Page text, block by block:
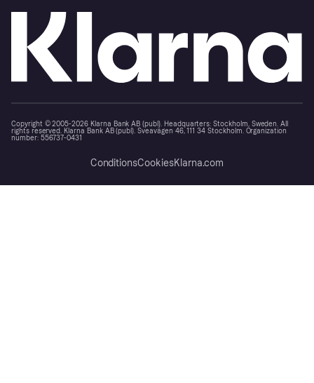
Copyright © 2005-2026 Klarna Bank AB (publ). Headquarters: Stockholm, Sweden. All
rights reserved. Klarna Bank AB (publ). Sveavägen 46, 111 34 Stockholm. Organization
number: 556737-0431
ConditionsCookiesKlarna.com